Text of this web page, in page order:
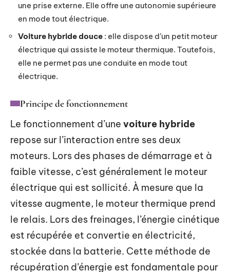
une prise externe. Elle offre une autonomie supérieure
en mode tout électrique.
Voiture hybride douce : elle dispose d’un petit moteur
électrique qui assiste le moteur thermique. Toutefois,
elle ne permet pas une conduite en mode tout
électrique.
Principe de fonctionnement
Le fonctionnement d’une voiture hybride
repose sur l’interaction entre ses deux
moteurs. Lors des phases de démarrage et à
faible vitesse, c’est généralement le moteur
électrique qui est sollicité. À mesure que la
vitesse augmente, le moteur thermique prend
le relais. Lors des freinages, l’énergie cinétique
est récupérée et convertie en électricité,
stockée dans la batterie. Cette méthode de
récupération d’énergie est fondamentale pour